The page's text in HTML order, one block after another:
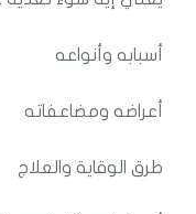
أسبابه وأنواعه
أعراضه ومضاعفاته
طرق الوقاية والعلاج